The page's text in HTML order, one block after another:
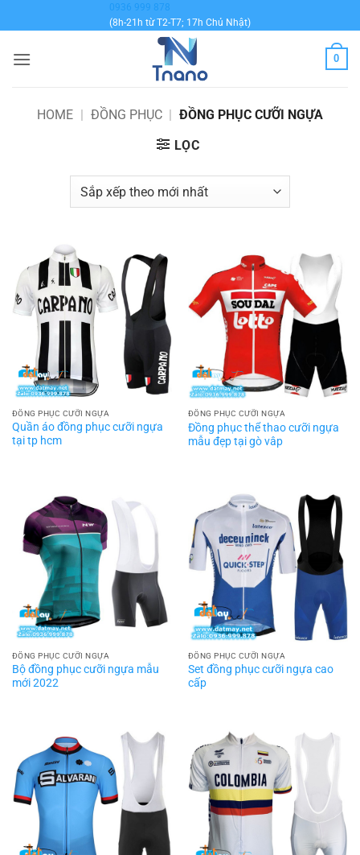
qua
dung
0936 999 878
(8h-21h từ T2-T7; 17h Chủ Nhật)
0
HOME | ĐỒNG PHỤC | ĐỒNG PHỤC CƯỠI NGỰA
LỌC
ĐỒNG PHỤC CƯỠI NGỰA
Quần áo đồng phục cưỡi ngựa
tại tp hcm
ĐỒNG PHỤC CƯỠI NGỰA
Đồng phục thể thao cưỡi ngựa
mẫu đẹp tại gò vâp
ĐỒNG PHỤC CƯỠI NGỰA
Bộ đồng phục cưỡi ngựa mẫu
mới 2022
ĐỒNG PHỤC CƯỠI NGỰA
Set đồng phục cưỡi ngựa cao
cấp